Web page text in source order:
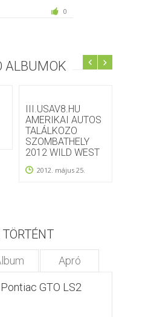
0
ALBUMOK
III.USAV8.HU
AMERIKAI AUTOS
TALÁLKOZO
SZOMBATHELY
2012 WILD WEST
2012. május 25.
Apró
GTO LS2